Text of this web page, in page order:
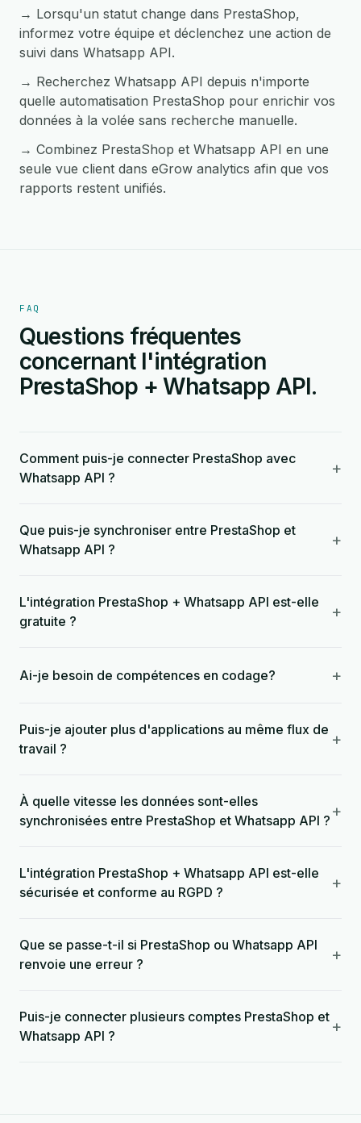
→ Lorsqu'un statut change dans PrestaShop,
informez votre équipe et déclenchez une action de
suivi dans Whatsapp API.
→ Recherchez Whatsapp API depuis n'importe
quelle automatisation PrestaShop pour enrichir vos
données à la volée sans recherche manuelle.
→ Combinez PrestaShop et Whatsapp API en une
seule vue client dans eGrow analytics afin que vos
rapports restent unifiés.
FAQ
Questions fréquentes
concernant l'intégration
PrestaShop + Whatsapp API.
Comment puis-je connecter PrestaShop avec
Whatsapp API ?
+
Que puis-je synchroniser entre PrestaShop et
Whatsapp API ?
+
L'intégration PrestaShop + Whatsapp API est-elle
gratuite ?
+
Ai-je besoin de compétences en codage? +
Puis-je ajouter plus d'applications au même flux de
travail ?
+
À quelle vitesse les données sont-elles
synchronisées entre PrestaShop et Whatsapp API ? +
L'intégration PrestaShop + Whatsapp API est-elle
sécurisée et conforme au RGPD ?
+
Que se passe-t-il si PrestaShop ou Whatsapp API
renvoie une erreur ?
+
Puis-je connecter plusieurs comptes PrestaShop et
Whatsapp API ?
+